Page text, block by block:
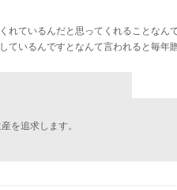
ているんだと思ってくれることなん
いるんですとなんて言われると毎年
を追求します。